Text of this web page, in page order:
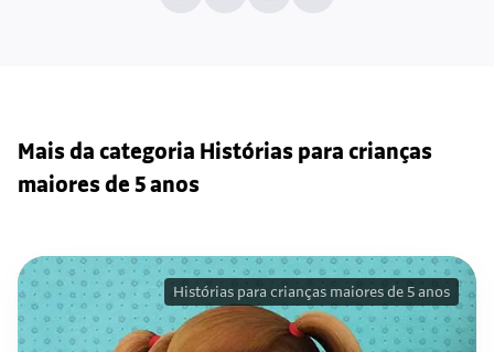
Mais da categoria Histórias para crianças
maiores de 5 anos
Histórias para crianças maiores de 5 anos